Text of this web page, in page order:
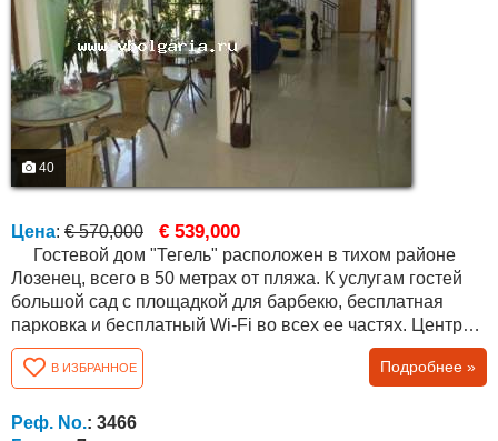
40
Цена: € 570,000 € 539,000
Лозенец, всего в 50 метрах от пляжа. К услугам гостей
большой сад с площадкой для барбекю, бесплатная
парковка и бесплатный Wi-Fi во всех ее частях. Центр
деревни находится в 5 минутах ходьбы. Все комнаты в
доме оснащены кондиционерами, кабельным
телевидением и холодильником. Кроме того, есть
балкон. Дом "Тегель" включает крытую зону отдыха в
В ИЗБРАННОЕ Подробнее »
Реф. No.: 3466